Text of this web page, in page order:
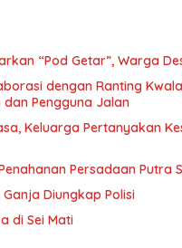
“Pod Getar”, Warga
dengan Ranting
Pengguna Jalan
Keluarga Pertanyakan
Persadaan Putra
Diungkap Polisi
di Sei Mati